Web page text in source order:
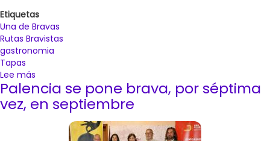
Etiquetas
Una de Bravas
Rutas Bravistas
gastronomia
Tapas
Lee más
Las
'Rutas
Bravistas'
Palencia se pone brava, por séptima
vez, en septiembre